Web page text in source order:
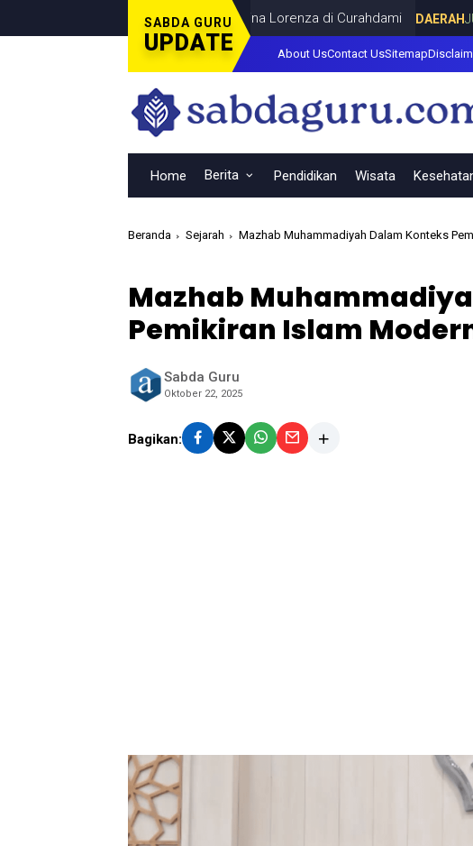
SABDA GURU
UPDATE
Final Piala Dunia Bersama Dina Lorenza di Curahdami DAERAH JULY 20,
About UsContact UsSitemap
Home Berita Pendidikan Wisata
Beranda Sejarah Mazhab Muhammadiyah Dalam Konteks
Mazhab
Pemikiran Islam
Sabda Guru
Oktober 22, 2025
Bagikan: